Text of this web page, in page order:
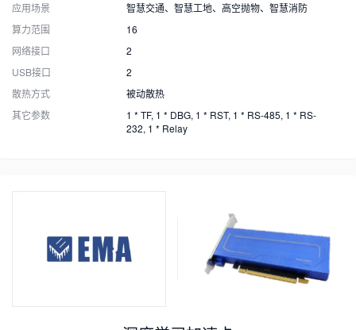
应用场景
智慧交通、智慧工地、高空抛物、智慧消防
算力范围
16
网络接口
2
USB接口
2
散热方式
被动散热
其它参数
1 * TF, 1 * DBG, 1 * RST, 1 * RS-485, 1 * RS-
232, 1 * Relay